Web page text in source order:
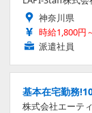
神奈川県
時給1,800円
派遣社員
基本在宅勤務
株式会社エーテ